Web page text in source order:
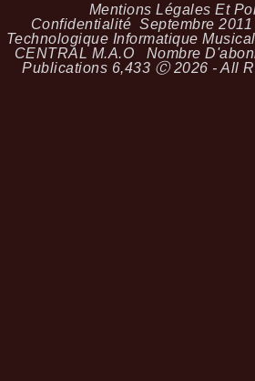
Mentions Légales Et
Confidentialité Septembre
Technologique Informatique
CENTRAL M.A.O Nombre
Publications 6,433 Ⓒ 2026 - All